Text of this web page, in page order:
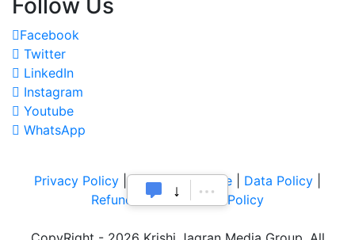
Facebook
Twitter
LinkedIn
Instagram
Youtube
WhatsApp
Privacy Policy |Terms of Service Data Policy
Refund & Cancellation Policy